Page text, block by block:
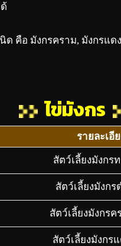
ด คือ มังกรคราม, มังกรแด
ไข่มังกร
รายละเอี
สัตว์เลี้ยงมังกร
สัตว์เลี้ยงมังกร
สัตว์เลี้ยงมังกรค
สัตว์เลี้ยงมังกร